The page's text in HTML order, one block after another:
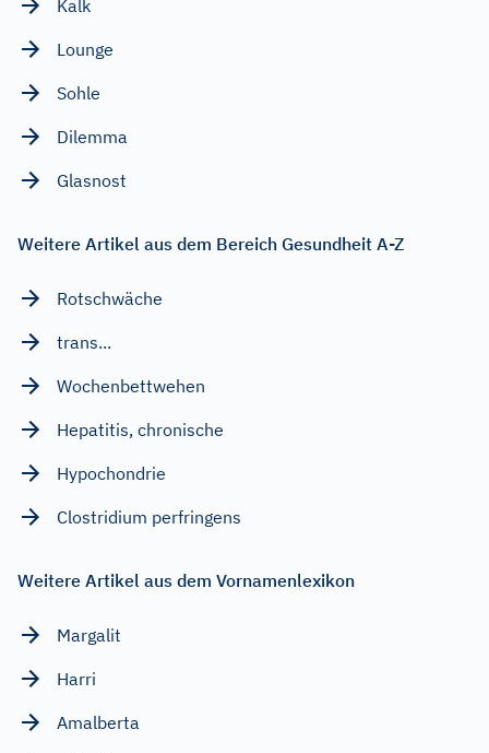
Kalk
Lounge
Sohle
Dilemma
Glasnost
Weitere Artikel aus dem Bereich Gesundheit A-Z
Rotschwäche
trans...
Wochenbettwehen
Hepatitis, chronische
Hypochondrie
Clostridium perfringens
Weitere Artikel aus dem Vornamenlexikon
Margalit
Harri
Amalberta